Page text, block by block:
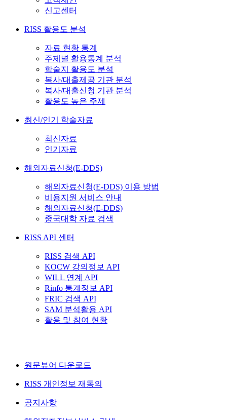
신고센터
RISS 활용도 분석
자료 현황 통계
주제별 활용통계 분석
학술지 활용도 분석
복사/대출제공 기관 분석
복사/대출신청 기관 분석
활용도 높은 주제
최신/인기 학술자료
최신자료
인기자료
해외자료신청(E-DDS)
해외자료신청(E-DDS) 이용 방법
비용지원 서비스 안내
해외자료신청(E-DDS)
중국대학 자료 검색
RISS API 센터
RISS 검색 API
KOCW 강의정보 API
WILL 연계 API
Rinfo 통계정보 API
FRIC 검색 API
SAM 분석활용 API
활용 및 참여 현황
원문뷰어 다운로드
RISS 개인정보 재동의
공지사항